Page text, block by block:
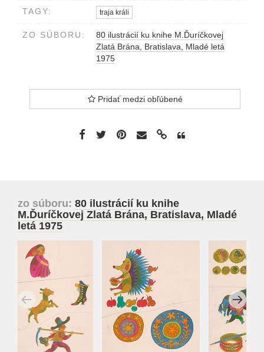
TAGY: traja králi
ZO SÚBORU:
80 ilustrácií ku knihe M.Ďuríčkovej
Zlatá Brána, Bratislava, Mladé letá
1975
Pridať medzi obľúbené
zo súboru: 80 ilustrácií ku knihe
M.Ďuríčkovej Zlatá Brána, Bratislava, Mladé
letá 1975